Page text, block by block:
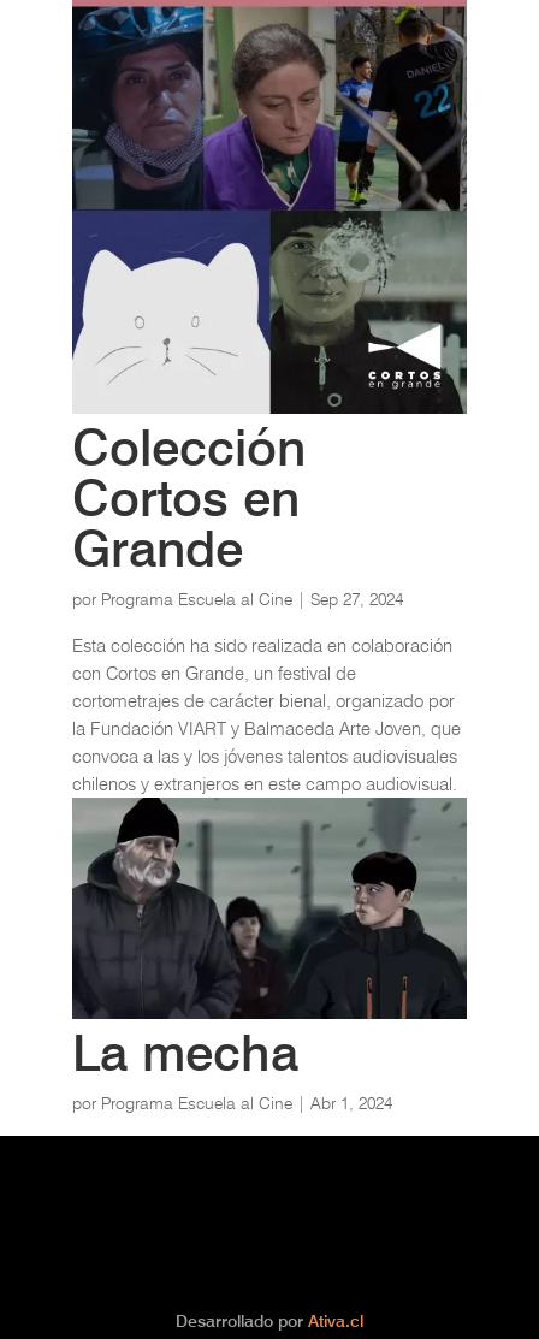
Colección
Cortos en
Grande
por Programa Escuela al Cine| Sep 27, 2024
Esta colección ha sido realizada en colaboración
con Cortos en Grande, un festival de
cortometrajes de carácter bienal, organizado por
la Fundación VIART y Balmaceda Arte Joven, que
convoca a las y los jóvenes talentos audiovisuales
chilenos y extranjeros en este campo audiovisual.
La mecha
por Programa Escuela al Cine| Abr 1, 2024
Desarrollado por Ativa.cl